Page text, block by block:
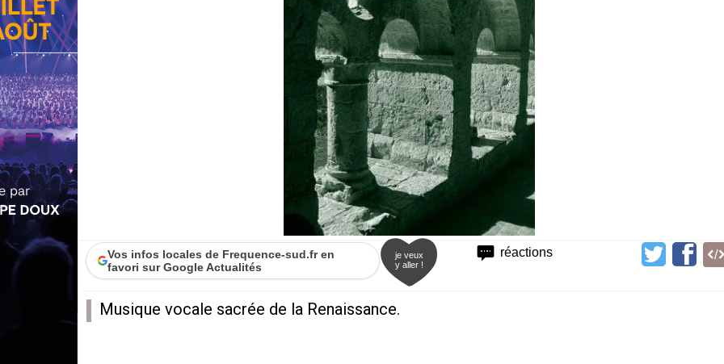
réactions
Vos infos locales de Frequence-sud.fr en
favori sur Google Actualités
je veux
y aller !
Musique vocale sacrée de la Renaissance.